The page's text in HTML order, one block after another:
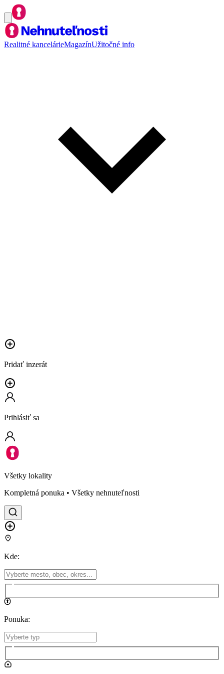
Realitné kancelárieMagazínUžitočné info
Pridať inzerát
Prihlásiť sa
Všetky lokality
Kompletná ponuka • Všetky nehnuteľnosti
Kde:
Ponuka: